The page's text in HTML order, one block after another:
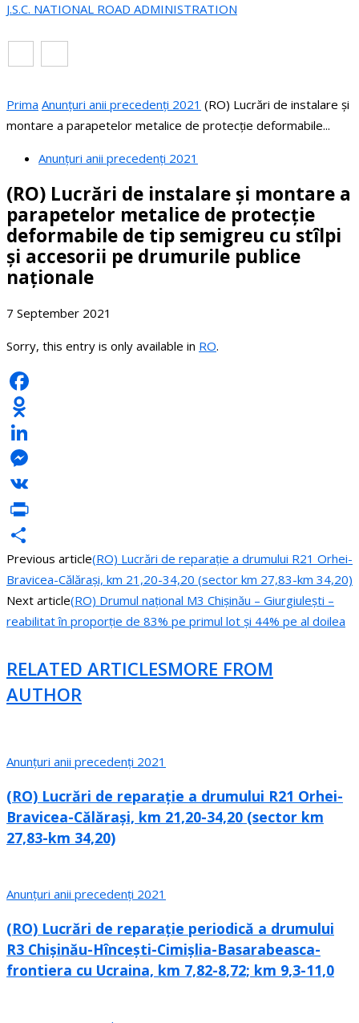
J.S.C. NATIONAL ROAD ADMINISTRATION
Prima Anunțuri anii precedenți 2021 (RO) Lucrări de instalare și
montare a parapetelor metalice de protecție deformabile...
Anunțuri anii precedenți 2021
(RO) Lucrări de instalare și montare a
parapetelor metalice de protecție
deformabile de tip semigreu cu stîlpi
și accesorii pe drumurile publice
naționale
7 September 2021
Sorry, this entry is only available in RO.
Facebook
Odnoklassniki
LinkedIn
Messenger
VK
PrintFriendly
Share
Previous article(RO) Lucrări de reparație a drumului R21 Orhei-
Bravicea-Călărași, km 21,20-34,20 (sector km 27,83-km 34,20)
Next article(RO) Drumul național M3 Chișinău – Giurgiulești –
reabilitat în proporție de 83% pe primul lot și 44% pe al doilea
RELATED ARTICLESMORE FROM
AUTHOR
Anunțuri anii precedenți 2021
(RO) Lucrări de reparație a drumului R21 Orhei-
Bravicea-Călărași, km 21,20-34,20 (sector km
27,83-km 34,20)
Anunțuri anii precedenți 2021
(RO) Lucrări de reparație periodică a drumului
R3 Chișinău-Hîncești-Cimișlia-Basarabeasca-
frontiera cu Ucraina, km 7,82-8,72; km 9,3-11,0